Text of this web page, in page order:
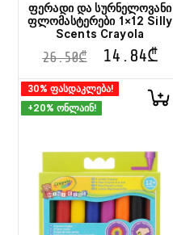
ფერადი და სურნელოვანი
ფლომასტერები 1×12 Silly
Scents Crayola
26.50₾ 14.84₾
30% ფასდაკლება!
+20% ონლაინ!